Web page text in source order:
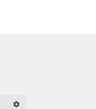
Расширенный поиск